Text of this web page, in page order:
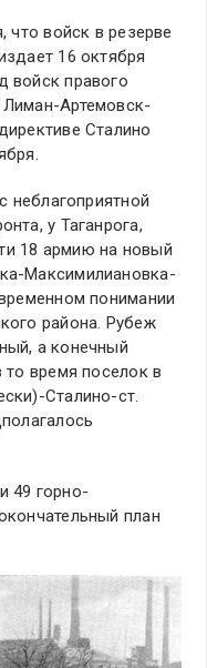
что войск в резерве
16 октября
войск правого
Артемовск-
Сталино
неблагоприятной
у Таганрога,
18 армию на новый
Максимилиановка-
понимании
района. Рубеж
а конечный
то время поселок в
Сталино-ст.
49 горно-
план